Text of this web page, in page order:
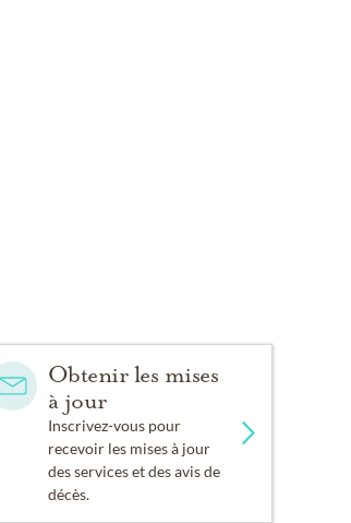
Obtenir les mises
à jour
Inscrivez-vous pour
recevoir les mises à jour
des services et des avis de
décès.